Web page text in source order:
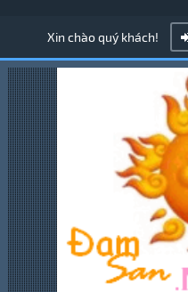
Xin chào quý khách!